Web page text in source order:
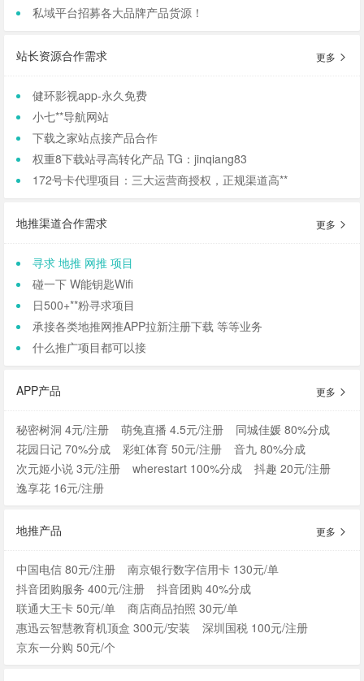
私域平台招募各大品牌产品货源！
站长资源合作需求 更多
健环影视app-永久免费
小七**导航网站
下载之家站点接产品合作
权重8下载站寻高转化产品 TG：jinqiang83
172号卡代理项目：三大运营商授权，正规渠道高**
地推渠道合作需求 更多
寻求 地推 网推 项目
碰一下 W能钥匙Wifi
日500+**粉寻求项目
承接各类地推网推APP拉新注册下载 等等业务
什么推广项目都可以接
APP产品 更多
秘密树洞 4元/注册 萌兔直播 4.5元/注册
同城佳媛 80%分成
花园日记 70%分成
彩虹体育 50元/注册
音九 80%分成
次元姬小说 3元/注册
wherestart 100%分成
抖趣 20元/注册
逸享花 16元/注册
地推产品 更多
中国电信 80元/注册
南京银行数字信用卡 130元/单
抖音团购服务 400元/注册
抖音团购 40%分成
联通大王卡 50元/单
商店商品拍照 30元/单
惠迅云智慧教育机顶盒 300元/安装
深圳国税 100元/注册
京东一分购 50元/个